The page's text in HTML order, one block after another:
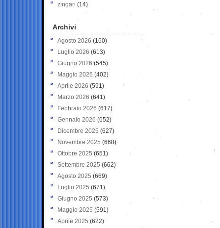
zingari (14)
Archivi
Agosto 2026 (160)
Luglio 2026 (613)
Giugno 2026 (545)
Maggio 2026 (402)
Aprile 2026 (591)
Marzo 2026 (641)
Febbraio 2026 (617)
Gennaio 2026 (652)
Dicembre 2025 (627)
Novembre 2025 (668)
Ottobre 2025 (651)
Settembre 2025 (662)
Agosto 2025 (669)
Luglio 2025 (671)
Giugno 2025 (573)
Maggio 2025 (591)
Aprile 2025 (622)